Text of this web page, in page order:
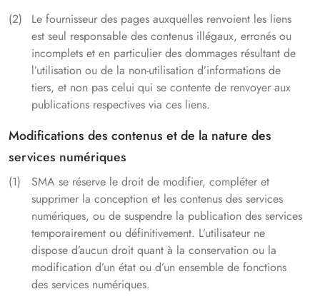
Le fournisseur des pages auxquelles renvoient les liens
est seul responsable des contenus illégaux, erronés ou
incomplets et en particulier des dommages résultant de
l’utilisation ou de la non-utilisation d’informations de
tiers, et non pas celui qui se contente de renvoyer aux
publications respectives via ces liens.
Modifications des contenus et de la nature des
services numériques
SMA se réserve le droit de modifier, compléter et
supprimer la conception et les contenus des services
numériques, ou de suspendre la publication des services
temporairement ou définitivement. L’utilisateur ne
dispose d’aucun droit quant à la conservation ou la
modification d’un état ou d’un ensemble de fonctions
des services numériques.